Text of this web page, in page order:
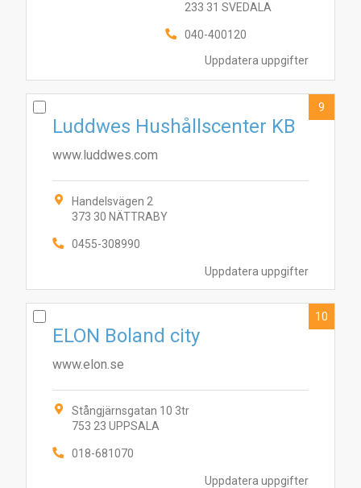
Uppdatera uppgifter
233 31 SVEDALA
040-400120
Uppdatera uppgifter
Luddwes Hushållscenter KB
www.luddwes.com
Handelsvägen 2
373 30 NÄTTRABY
0455-308990
9
Uppdatera uppgifter
ELON Boland city
www.elon.se
Stångjärnsgatan 10 3tr
753 23 UPPSALA
018-681070
10